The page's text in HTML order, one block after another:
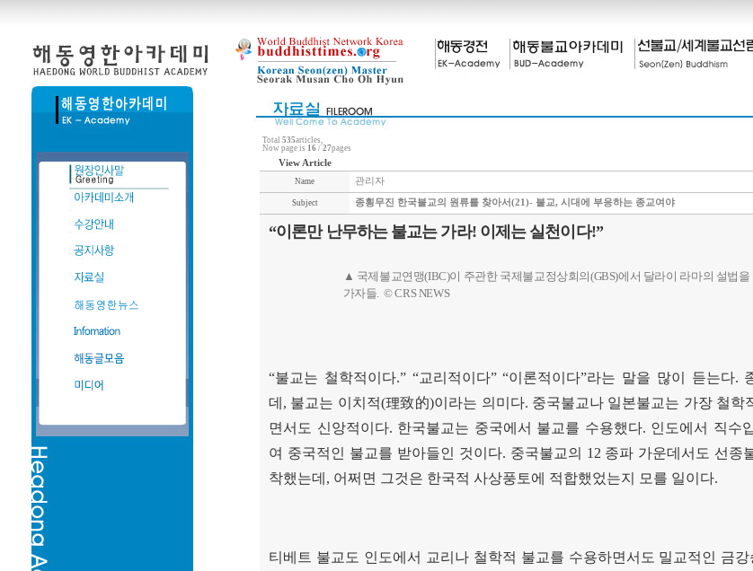
Total 535articles,
Now page is 16 / 27pages
View Article
Name 관리자
Subject 종횡무진 한국불교의 원류를 찾아서(21)- 불교, 시대에 부응하는 종교여야
“이론만 난무하는 불교는 가라! 이제는 실천이다!”
▲ 국제불교연맹(IBC)이 주관한 국제불교정상회의(GBS)에서 달라이 라마의 설법
가자들. © CRS NEWS
“불교는 철학적이다.” “교리적이다” “이론적이다”라는 말을 많이 듣는다.
데 , 불교는 이치적(理致的)이라는 의미다. 중국불교나 일본불교는 가장 철학
면서도 신앙적이다. 한국불교는 중국에서 불교를 수용했다. 인도에서 직수
여 중국적인 불교를 받아들인 것이다. 중국불교의 12 종파 가운데서도 선종
착했는데 , 어쩌면 그것은 한국적 사상풍토에 적합했었는지 모를 일이다.
티베트 불교도 인도에서 교리나 철학적 불교를 수용하면서도 밀교적인 금